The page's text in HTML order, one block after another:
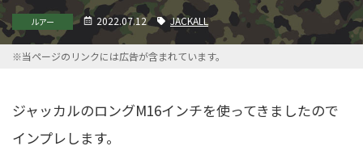
ルアー 2022.07.12 JACKALL
※当ページのリンクには広告が含まれています。
ジャッカルのロングM16インチを使ってきましたので
インプレします。